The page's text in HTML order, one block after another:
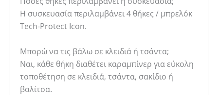
Η συσκευασία περιλαμβάνει 4 θήκες / μπρελόκ
Tech-Protect Icon.
Μπορώ να τις βάλω σε κλειδιά ή τσάντα;
Ναι, κάθε θήκη διαθέτει καραμπίνερ για εύκολη
τοποθέτηση σε κλειδιά, τσάντα, σακίδιο ή
βαλίτσα.